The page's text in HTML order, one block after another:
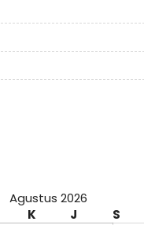
Agustus 2026
K J S